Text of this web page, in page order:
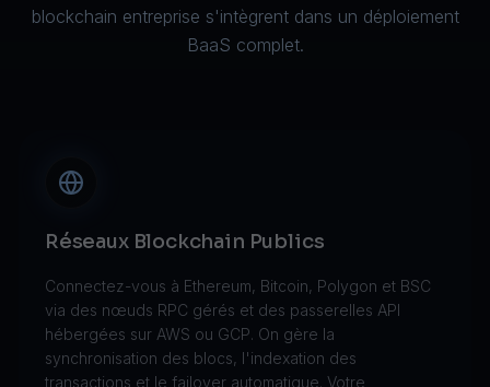
blockchain entreprise s'intègrent dans un déploiement
BaaS complet.
Réseaux Blockchain Publics
Connectez-vous à Ethereum, Bitcoin, Polygon et BSC
via des nœuds RPC gérés et des passerelles API
hébergées sur AWS ou GCP. On gère la
synchronisation des blocs, l'indexation des
transactions et le failover automatique. Votre